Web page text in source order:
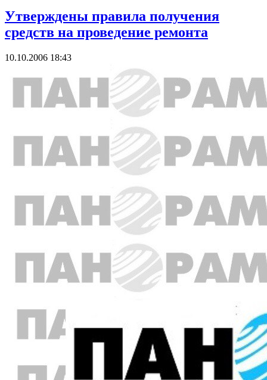
Утверждены правила получения
средств на проведение ремонта
10.10.2006 18:43